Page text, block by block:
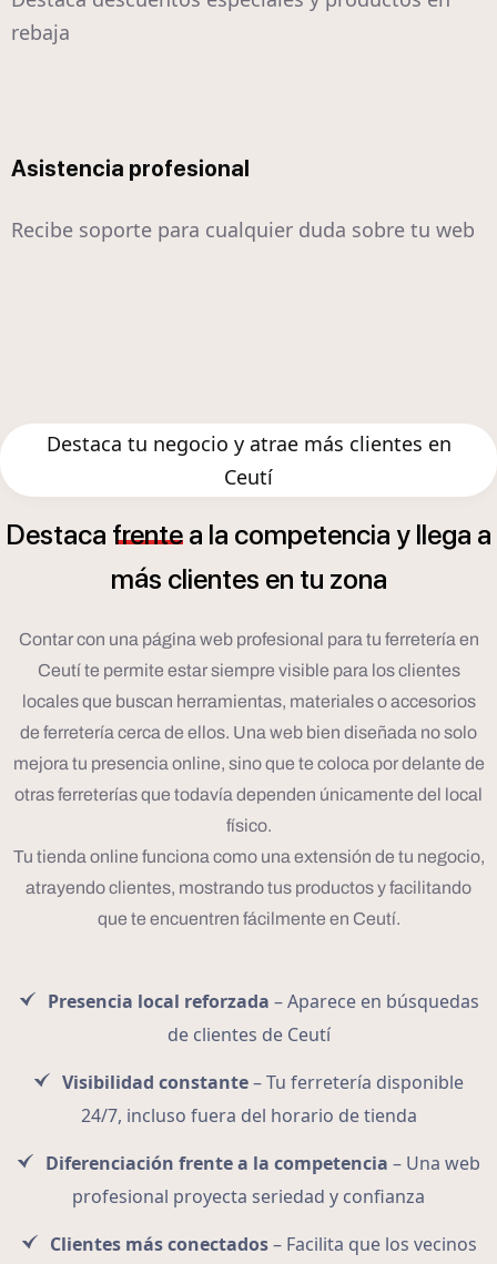
rebaja
Asistencia profesional
Recibe soporte para cualquier duda sobre tu web
Destaca tu negocio y atrae más clientes en
Ceutí
Destaca frente a la competencia y llega a
más clientes en tu zona
Contar con una página web profesional para tu ferretería en
Ceutí te permite estar siempre visible para los clientes
locales que buscan herramientas, materiales o accesorios
de ferretería cerca de ellos. Una web bien diseñada no solo
mejora tu presencia online, sino que te coloca por delante de
otras ferreterías que todavía dependen únicamente del local
físico.
Tu tienda online funciona como una extensión de tu negocio,
atrayendo clientes, mostrando tus productos y facilitando
que te encuentren fácilmente en Ceutí.
Presencia local reforzada – Aparece en búsquedas
de clientes de Ceutí
Visibilidad constante– Tu ferretería disponible
24/7, incluso fuera del horario de tienda
Diferenciación frente a la competencia – Una web
profesional proyecta seriedad y confianza
Clientes más conectados– Facilita que los vecinos